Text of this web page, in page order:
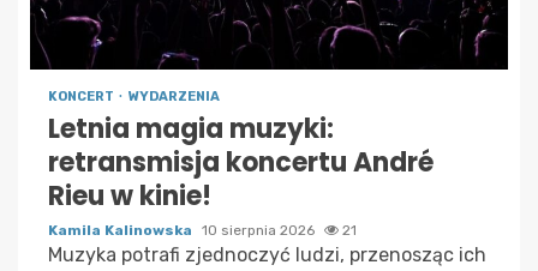
KONCERT WYDARZENIA
Letnia magia muzyki:
retransmisja koncertu André
Rieu w kinie!
Kamila Kalinowska 10 sierpnia 2026 21
Muzyka potrafi zjednoczyć ludzi, przenosząc ich